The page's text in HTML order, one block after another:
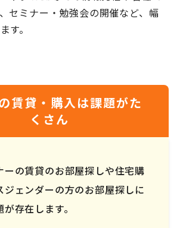
セミナー・勉強会の開催など、幅
す。
賃貸・購入は課題がた
くさん
ーの賃貸のお部屋探しや住宅購
ジェンダーの方のお部屋探しに
存在します。